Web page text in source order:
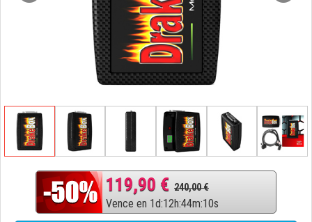
119,90 € 240,00 €
Vence en 1d:12h:44m:9s